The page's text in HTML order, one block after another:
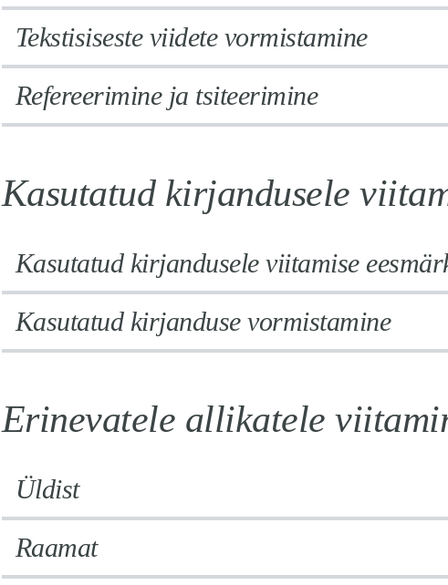
Tekstisiseste viidete vormistamine
Refereerimine ja tsiteerimine
Kasutatud kirjandusele
Kasutatud kirjandusele viitamise
Kasutatud kirjanduse vormistamine
Erinevatele allikatele
Üldist
Raamat